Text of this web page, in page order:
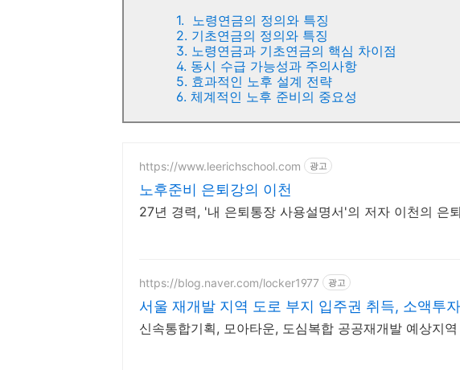
1. 노령연금의 정의와 특징
2. 기초연금의 정의와 특징
3. 노령연금과 기초연금의 핵심 차이점
4. 동시 수급 가능성과 주의사항
5. 효과적인 노후 설계 전략
6. 체계적인 노후 준비의 중요성
https://www.leerichschool.com 광고
노후준비 은퇴강의 이천
27년 경력, '내 은퇴통장 사용설명서'의 저자 이천의 은
https://blog.naver.com/locker1977 광고
서울 재개발 지역 도로 부지 입주권 취득, 소액투
신속통합기획, 모아타운, 도심복합 공공재개발 예상지